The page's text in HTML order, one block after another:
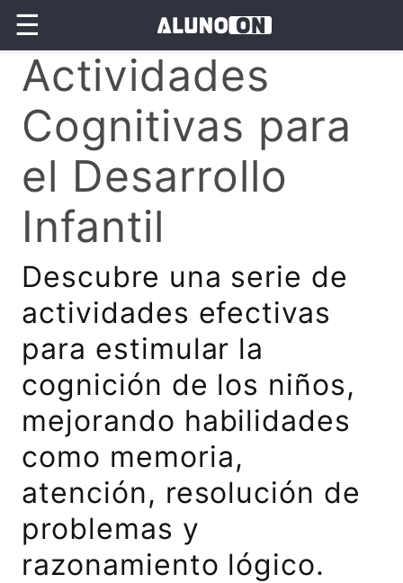
☰
Actividades
Cognitivas para
el Desarrollo
Infantil
Descubre una serie de
actividades efectivas
para estimular la
cognición de los niños,
mejorando habilidades
como memoria,
atención, resolución de
problemas y
razonamiento lógico.